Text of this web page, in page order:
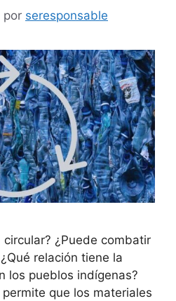
por seresponsable
circular? ¿Puede combatir
relación tiene la
los pueblos indígenas?
que los materiales